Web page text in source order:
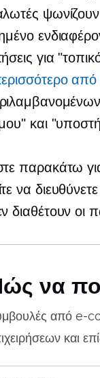
για
και
παρακάτω
να
διαθέτουν οι
να
από e-
και